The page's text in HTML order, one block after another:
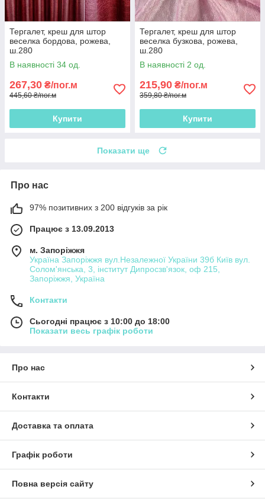
Тергалет, креш для штор
веселка бордова, рожева,
ш.280
В наявності 34 од.
267,30 ₴/пог.м
445,60 ₴/пог.м
Купити
Тергалет, креш для штор
веселка бузкова, рожева,
ш.280
В наявності 2 од.
215,90 ₴/пог.м
359,80 ₴/пог.м
Купити
Показати ще
Про нас
97% позитивних з 200 відгуків за рік
Працює з 13.09.2013
м. Запоріжжя
Україна Запоріжжя вул.Незалежної України 39б Київ вул.
Солом'янська, 3, інститут Дипросзв'язок, оф 215,
Запоріжжя, Україна
Контакти
Сьогодні працює з 10:00 до 18:00
Показати весь графік роботи
Про нас
Контакти
Доставка та оплата
Графік роботи
Повна версія сайту